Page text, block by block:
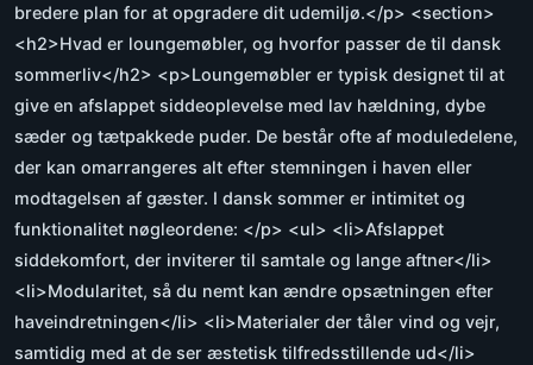
bredere plan for at opgradere dit udemiljø.</p> <section>
<h2>Hvad er loungemøbler, og hvorfor passer de til dansk
sommerliv</h2> <p>Loungemøbler er typisk designet til at
give en afslappet siddeoplevelse med lav hældning, dybe
sæder og tætpakkede puder. De består ofte af moduledelene,
der kan omarrangeres alt efter stemningen i haven eller
modtagelsen af gæster. I dansk sommer er intimitet og
funktionalitet nøgleordene: </p> <ul> <li>Afslappet
siddekomfort, der inviterer til samtale og lange aftner</li>
<li>Modularitet, så du nemt kan ændre opsætningen efter
haveindretningen</li> <li>Materialer der tåler vind og vejr,
samtidig med at de ser æstetisk tilfredsstillende ud</li>